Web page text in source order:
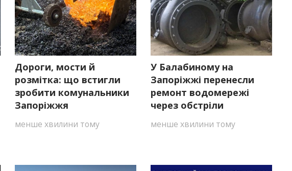
Дороги, мости й
розмітка: що встигли
зробити комунальники
Запоріжжя
менше хвилини тому
У Балабиному на
Запоріжжі перенесли
ремонт водомережі
через обстріли
менше хвилини тому